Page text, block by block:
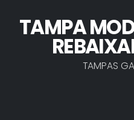
TAMPA
TAMPAS